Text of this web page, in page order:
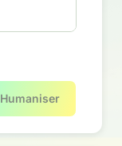
Humaniser